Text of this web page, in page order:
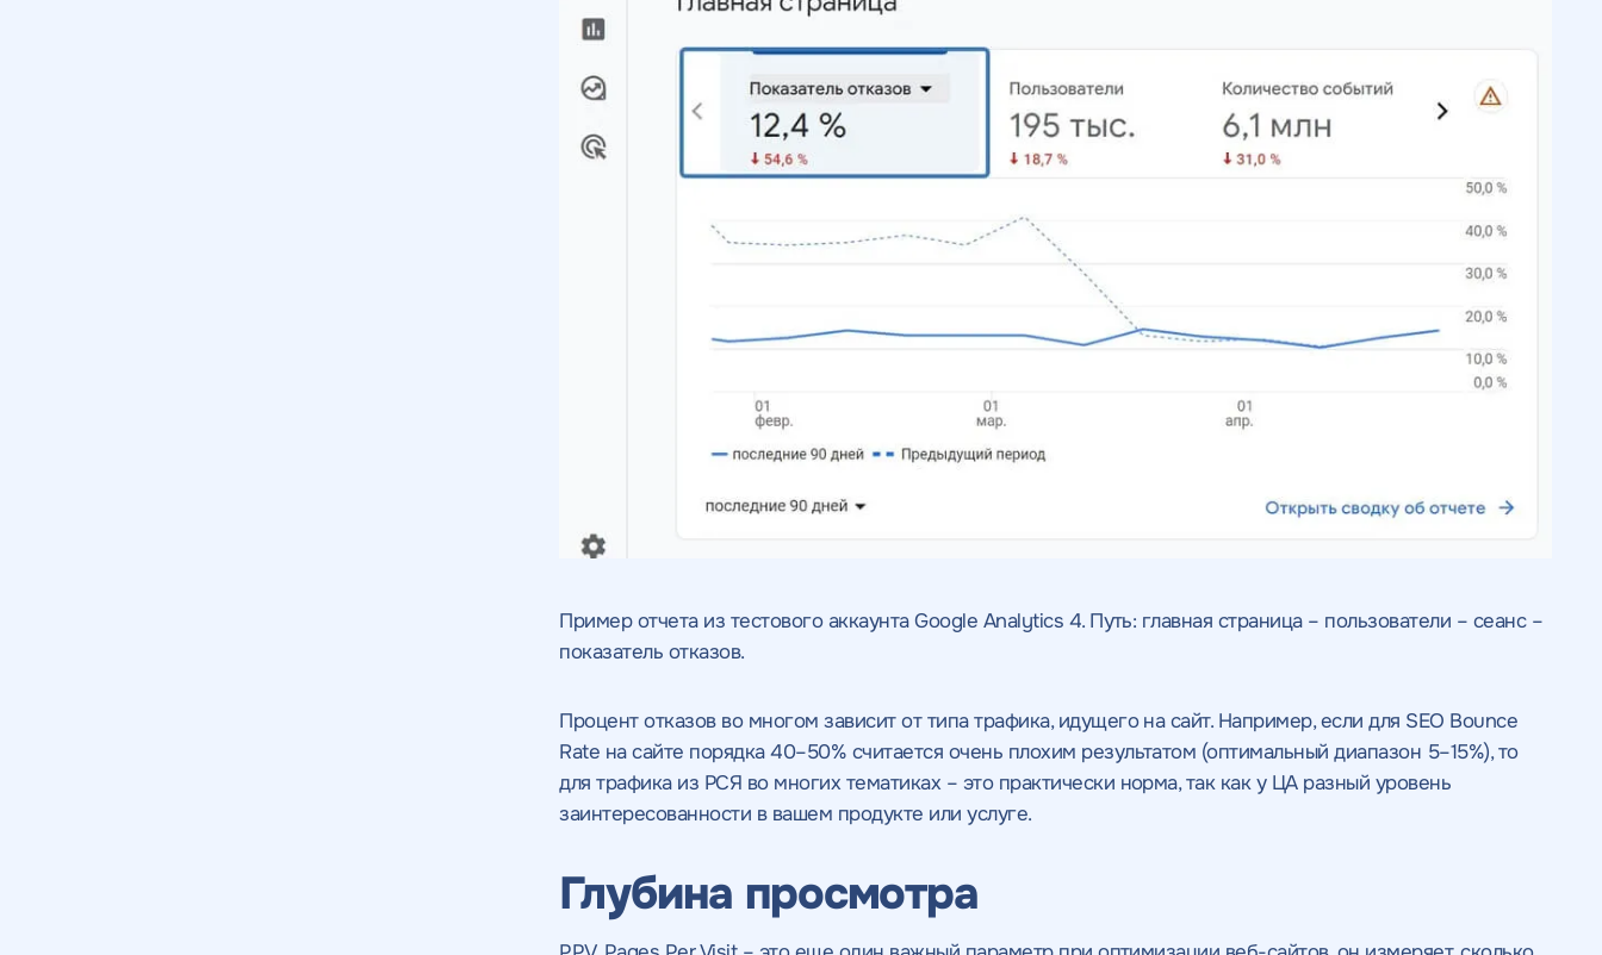
Пример отчета из тестового аккаунта Google Analytics 4. Путь: главная страница – пользователи – сеанс –
показатель отказов.
Процент отказов во многом зависит от типа трафика, идущего на сайт. Например, если для SEO Bounce
Rate на сайте порядка 40–50% считается очень плохим результатом (оптимальный диапазон 5–15%), то
для трафика из РСЯ во многих тематиках – это практически норма, так как у ЦА разный уровень
заинтересованности в вашем продукте или услуге.
Глубина просмотра